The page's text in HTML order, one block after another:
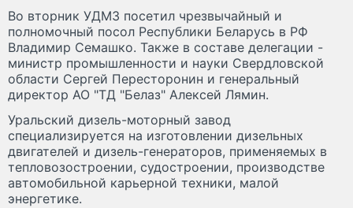
Во вторник УДМЗ посетил чрезвычайный и
полномочный посол Республики Беларусь в РФ
Владимир Семашко. Также в составе делегации -
министр промышленности и науки Свердловской
области Сергей Пересторонин и генеральный
директор АО "ТД "Белаз" Алексей Лямин.
Уральский дизель-моторный завод
специализируется на изготовлении дизельных
двигателей и дизель-генераторов, применяемых в
тепловозостроении, судостроении, производстве
автомобильной карьерной техники, малой
энергетике.